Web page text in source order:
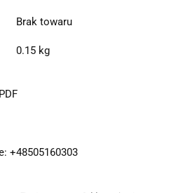
Brak towaru
0.15 kg
+48505160303